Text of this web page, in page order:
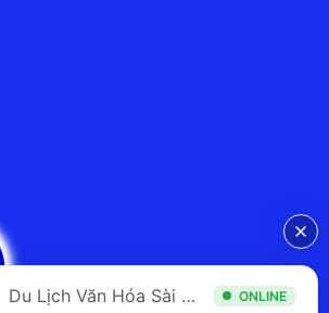
Du Lịch Văn Hóa Sài Gòn ONLINE